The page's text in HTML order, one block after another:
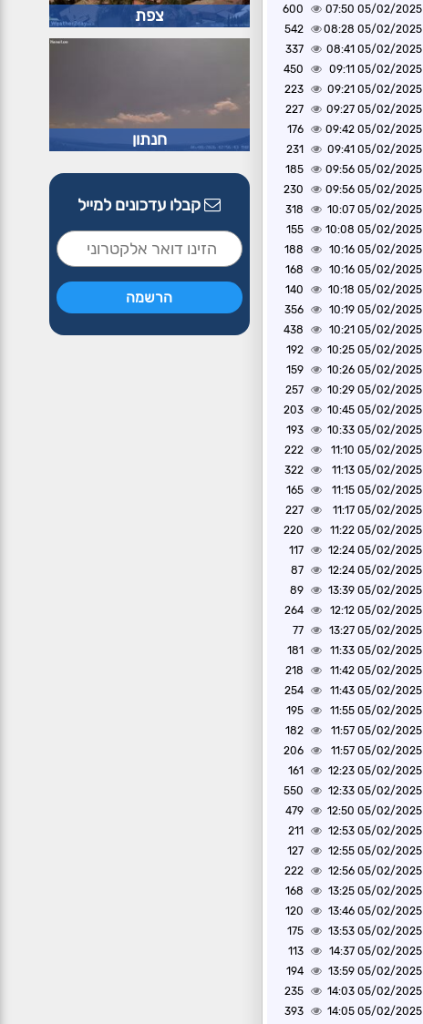
05/02/2025 07:50
600
05/02/2025 08:28
542
05/02/2025 08:41
337
05/02/2025 09:11
450
05/02/2025 09:21
223
05/02/2025 09:27
227
05/02/2025 09:42
176
05/02/2025 09:41
231
05/02/2025 09:56
185
05/02/2025 09:56
230
05/02/2025 10:07
318
05/02/2025 10:08
155
05/02/2025 10:16
188
05/02/2025 10:16
168
05/02/2025 10:18
140
05/02/2025 10:19
356
05/02/2025 10:21
438
05/02/2025 10:25
192
05/02/2025 10:26
159
05/02/2025 10:29
257
05/02/2025 10:45
203
05/02/2025 10:33
193
05/02/2025 11:10
222
05/02/2025 11:13
322
05/02/2025 11:15
165
05/02/2025 11:17
227
05/02/2025 11:22
220
05/02/2025 12:24
117
05/02/2025 12:24
87
05/02/2025 13:39
89
05/02/2025 12:12
264
05/02/2025 13:27
77
05/02/2025 11:33
181
05/02/2025 11:42
218
05/02/2025 11:43
254
05/02/2025 11:55
195
05/02/2025 11:57
182
05/02/2025 11:57
206
05/02/2025 12:23
161
05/02/2025 12:33
550
05/02/2025 12:50
479
05/02/2025 12:53
211
05/02/2025 12:55
127
05/02/2025 12:56
222
05/02/2025 13:25
168
05/02/2025 13:46
120
05/02/2025 13:53
175
05/02/2025 14:37
113
05/02/2025 13:59
194
05/02/2025 14:03
235
05/02/2025 14:05
393
צפת
חנתון
קבלו עדכונים למייל